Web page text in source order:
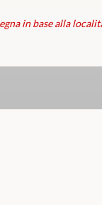
in base alla